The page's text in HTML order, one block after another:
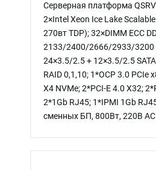
Серверная платформа
2×Intel Xeon Ice Lake
270вт TDP); 32×DIMM ECC
2133/2400/2666/2933/3200
24×3.5/2.5 + 12×3.5/2.5
RAID 0,1,10; 1*OCP 3.0 PCIe
X4 NVMe; 2*PCI-E 4.0 X32;
2*1Gb RJ45; 1*IPMI 1Gb
сменных БП, 800Вт, 220В АС